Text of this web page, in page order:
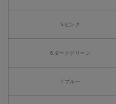
5.ピンク
6.ダークグリーン
7.ブルー